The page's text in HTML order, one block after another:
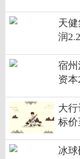
天健
润
宿
资本
大
标价
冰